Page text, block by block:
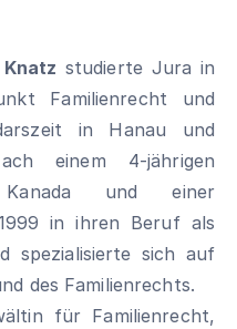
studierte Jura in
Familienrecht und
in Hanau und
einem 4-jährigen
und einer
in ihren Beruf als
spezialisierte sich auf
des Familienrechts.
für Familienrecht,